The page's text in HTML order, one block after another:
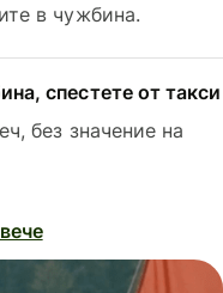
в чужбина.
спестете от такси
без значение на